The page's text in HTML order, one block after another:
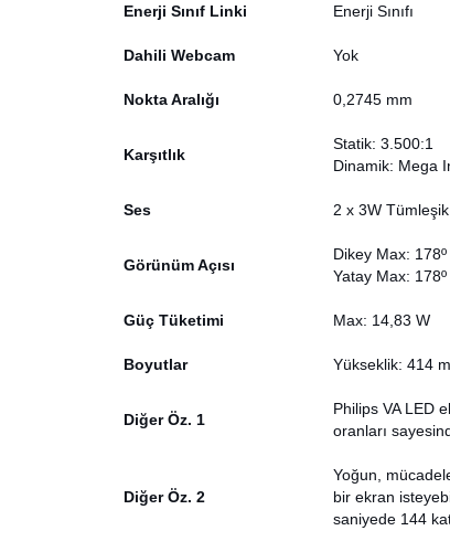
Enerji Sınıf Linki Enerji Sınıfı
Dahili Webcam Yok
Nokta Aralığı 0,2745 mm
Karşıtlık
Statik: 3.500:1
Dinamik: Mega
Ses 2 x 3W
Görünüm Açısı
Dikey Max: 178º
Yatay Max: 178º
Güç Tüketimi Max: 14,83 W
Boyutlar Yükseklik: 414
Diğer Öz. 1
Philips VA LED
oranları
Diğer Öz. 2
Yoğun,
bir ekran
saniyede 144